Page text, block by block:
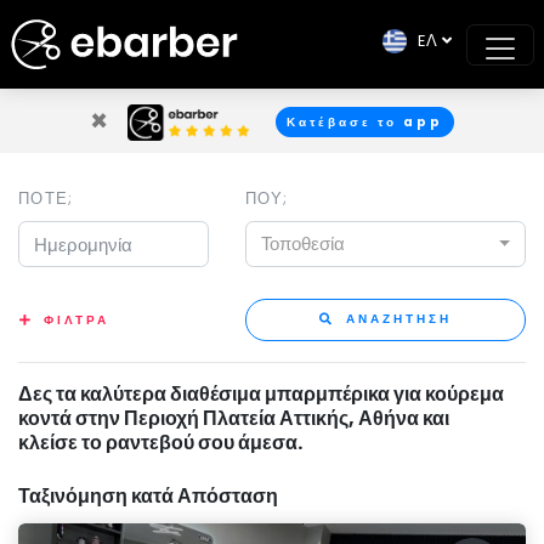
× Κατέβασε το app
EΛ
ΠΟΤΕ; ΠΟΥ;
Τοποθεσία
ΦΙΛΤΡΑ ΑΝΑΖΗΤΗΣΗ
Δες τα καλύτερα διαθέσιμα μπαρμπέρικα για κούρεμα
κοντά στην Περιοχή Πλατεία Αττικής, Αθήνα και
κλείσε το ραντεβού σου άμεσα.
Ταξινόμηση κατά Απόσταση